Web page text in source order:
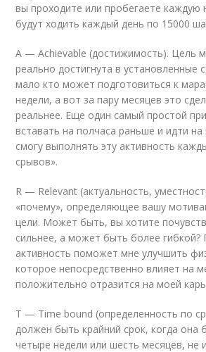
вы проходите или пробегаете каждую
будут ходить каждый день по 15000
А — Achievable (достижимость). Цель
реально достигнута в установленные
мало кто может подготовиться к
недели, а вот за пару месяцев это
реальнее. Еще один самый простой
вставать на полчаса раньше и идти
смогу выполнять эту активность
срывов».
R — Relevant (актуальность,
«почему», определяющее вашу
цели. Может быть, вы хотите
сильнее, а может быть более гибкой?
активность поможет мне улучшить
которое непосредственно влияет на
положительно отразится на моей
T — Time bound (определенность по
должен быть крайний срок, когда она
четыре недели или шесть месяцев, не